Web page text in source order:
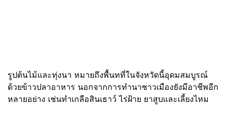
รูปต้นไม้และทุ่งนา หมายถึงพื้นทที่ในจังหวัดนี้อุดมสมบูรณ์
ด้วยข้าวปลาอาหาร นอกจากการทำนาชาวเมืองยังมีอาชีพอีก
หลายอย่าง เช่นทำเกลือสินเธาว์ ไร่ฝ้าย ยาสูบและเลี้ยงไหม